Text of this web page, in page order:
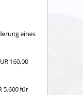
eines
160,00
5.600 für